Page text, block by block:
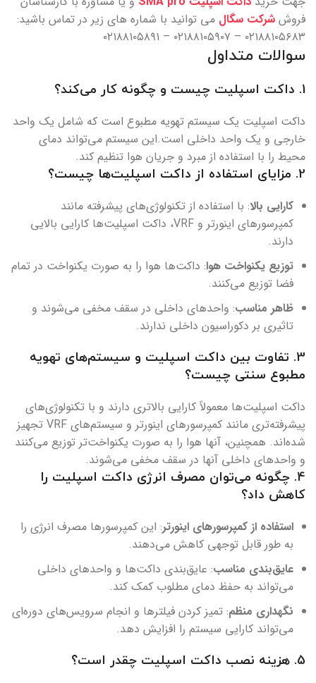
فروش شرکت سگال مي توانيد با شماره هاي زير در تماس باشيد:
۰۲۱۸۸۱۰۵۶۸۳ – ۰۲۱۸۸۱۰۵۹۰۷ – ۰۲۱۸۸۱۰۵۸۹۱
سوالات متداول
1. داکت اسپلیت چیست و چگونه کار می‌کند؟
داکت اسپلیت یک سیستم تهویه مطبوع است که شامل یک واحد
خارجی و یک واحد داخلی است.این سیستم می‌تواند دمای
محیط را با استفاده از مبرد و جریان هوا تنظیم کند.
2. مزایای استفاده از داکت اسپلیت‌ها چیست؟
کارایی بالا: با استفاده از تکنولوژی‌های پیشرفته مانند
کمپرسورهای اینورتر و VRF، داکت اسپلیت‌ها کارایی بالایی
دارند.
توزیع یکنواخت هوا: داکت‌ها هوا را به صورت یکنواخت در تمام
فضا توزیع می‌کنند.
ظاهر مناسب: واحدهای داخلی در سقف مخفی می‌شوند و
تاثیری بر دکوراسیون داخلی ندارند.
3. تفاوت بین داکت اسپلیت و سیستم‌های تهویه
مطبوع سنتی چیست؟
داکت اسپلیت‌ها معمولاً کارایی بالاتری دارند و با تکنولوژی‌های
پیشرفته‌تری مانند کمپرسورهای اینورتر و سیستم‌های VRF تجهیز
شده‌اند. همچنین، آنها هوا را به صورت یکنواخت‌تر توزیع می‌کنند
و واحدهای داخلی آنها در سقف مخفی می‌شوند.
4. چگونه می‌توان مصرف انرژی داکت اسپلیت را
کاهش داد؟
استفاده از کمپرسورهای اینورتر: این کمپرسورها مصرف انرژی را
به طور قابل توجهی کاهش می‌دهند.
عایق‌بندی مناسب: عایق‌بندی داکت‌ها و واحدهای داخلی
می‌تواند به حفظ دمای مطلوب کمک کند.
نگهداری منظم: تمیز کردن فیلترها و انجام سرویس‌های دوره‌ای
می‌تواند کارایی سیستم را افزایش دهد.
5. هزینه نصب داکت اسپلیت چقدر است؟